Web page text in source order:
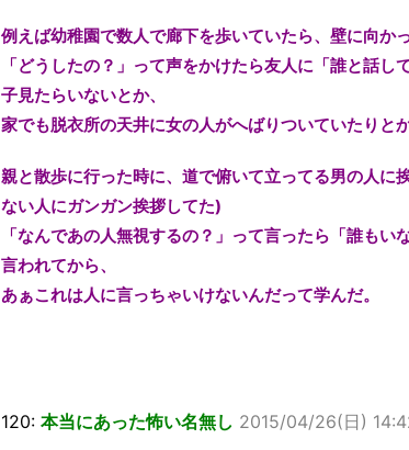
例えば幼稚園で数人で廊下を歩いていたら、壁に向か
「どうしたの？」って声をかけたら友人に「誰と話
子見たらいないとか、
家でも脱衣所の天井に女の人がへばりついていたりとか
親と散歩に行った時に、道で俯いて立ってる男の人に
ない人にガンガン挨拶してた)
「なんであの人無視するの？」って言ったら「誰も
言われてから、
あぁこれは人に言っちゃいけないんだって学んだ。
120: 本当にあった怖い名無し 2015/04/26(日)